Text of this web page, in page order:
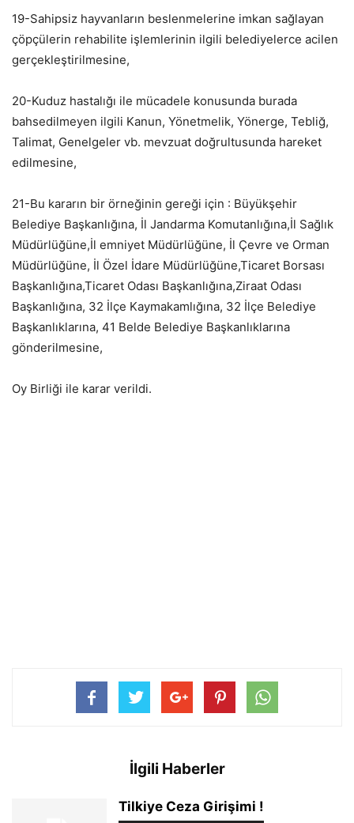
19-Sahipsiz hayvanların beslenmelerine imkan sağlayan
çöpçülerin rehabilite işlemlerinin ilgili belediyelerce acilen
gerçekleştirilmesine,
20-Kuduz hastalığı ile mücadele konusunda burada
bahsedilmeyen ilgili Kanun, Yönetmelik, Yönerge, Tebliğ,
Talimat, Genelgeler vb. mevzuat doğrultusunda hareket
edilmesine,
21-Bu kararın bir örneğinin gereği için : Büyükşehir
Belediye Başkanlığına, İl Jandarma Komutanlığına,İl Sağlık
Müdürlüğüne,İl emniyet Müdürlüğüne, İl Çevre ve Orman
Müdürlüğüne, İl Özel İdare Müdürlüğüne,Ticaret Borsası
Başkanlığına,Ticaret Odası Başkanlığına,Ziraat Odası
Başkanlığına, 32 İlçe Kaymakamlığına, 32 İlçe Belediye
Başkanlıklarına, 41 Belde Belediye Başkanlıklarına
gönderilmesine,
Oy Birliği ile karar verildi.
İlgili Haberler
Tilkiye Ceza Girişimi !